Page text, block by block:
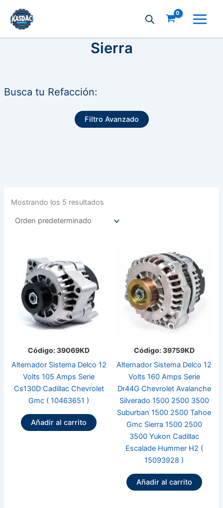
contenido
Sierra
Busca tu Refacción:
Filtro Avanzado
Mostrando los 5 resultados
Código: 39069KD
Alternador Sistema Delco 12
Volts 105 Amps Serie
Cs130D Cadillac Chevrolet
Gmc ( 10463651 )
Añadir al carrito
Código: 39759KD
Alternador Sistema Delco 12
Volts 160 Amps Serie
Dr44G Chevrolet Avalanche
Silverado 1500 2500 3500
Suburban 1500 2500 Tahoe
Gmc Sierra 1500 2500
3500 Yukon Cadillac
Escalade Hummer H2 (
15093928 )
Añadir al carrito